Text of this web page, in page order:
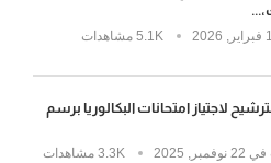
5.1K مشاهدات
لاجتياز امتحانات البكالوريا برسم
في 3.3K مشاهدات